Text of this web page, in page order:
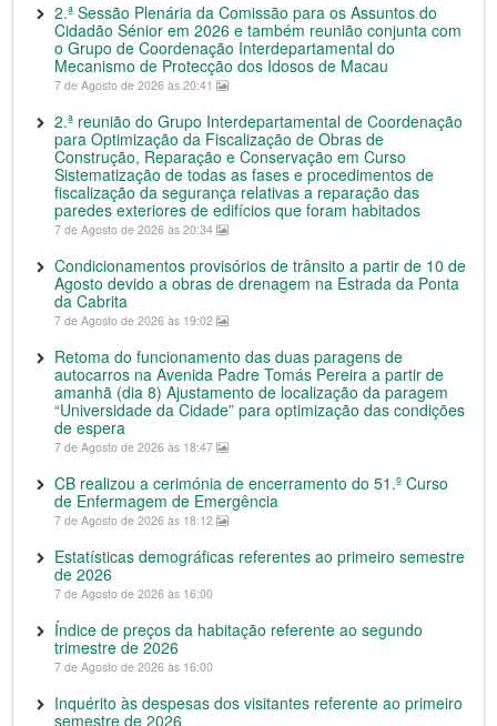
2.ª Sessão Plenária da Comissão para os Assuntos do
Cidadão Sénior em 2026 e também reunião conjunta com
o Grupo de Coordenação Interdepartamental do
Mecanismo de Protecção dos Idosos de Macau
7 de Agosto de 2026 às 20:41
2.ª reunião do Grupo Interdepartamental de Coordenação
para Optimização da Fiscalização de Obras de
Construção, Reparação e Conservação em Curso
Sistematização de todas as fases e procedimentos de
fiscalização da segurança relativas a reparação das
paredes exteriores de edifícios que foram habitados
7 de Agosto de 2026 às 20:34
Condicionamentos provisórios de trânsito a partir de 10 de
Agosto devido a obras de drenagem na Estrada da Ponta
da Cabrita
7 de Agosto de 2026 às 19:02
Retoma do funcionamento das duas paragens de
autocarros na Avenida Padre Tomás Pereira a partir de
amanhã (dia 8) Ajustamento de localização da paragem
“Universidade da Cidade” para optimização das condições
de espera
7 de Agosto de 2026 às 18:47
CB realizou a cerimónia de encerramento do 51.º Curso
de Enfermagem de Emergência
7 de Agosto de 2026 às 18:12
Estatísticas demográficas referentes ao primeiro semestre
de 2026
7 de Agosto de 2026 às 16:00
Índice de preços da habitação referente ao segundo
trimestre de 2026
7 de Agosto de 2026 às 16:00
Inquérito às despesas dos visitantes referente ao primeiro
semestre de 2026